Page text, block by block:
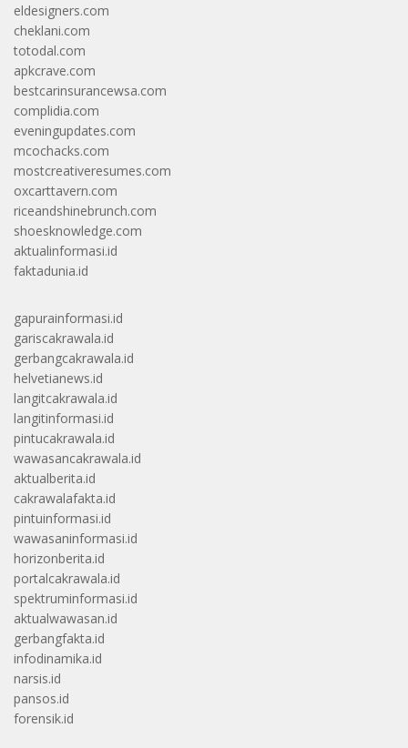
eldesigners.com
cheklani.com
totodal.com
apkcrave.com
bestcarinsurancewsa.com
complidia.com
eveningupdates.com
mcochacks.com
mostcreativeresumes.com
oxcarttavern.com
riceandshinebrunch.com
shoesknowledge.com
aktualinformasi.id
faktadunia.id
gapurainformasi.id
gariscakrawala.id
gerbangcakrawala.id
helvetianews.id
langitcakrawala.id
langitinformasi.id
pintucakrawala.id
wawasancakrawala.id
aktualberita.id
cakrawalafakta.id
pintuinformasi.id
wawasaninformasi.id
horizonberita.id
portalcakrawala.id
spektruminformasi.id
aktualwawasan.id
gerbangfakta.id
infodinamika.id
narsis.id
pansos.id
forensik.id